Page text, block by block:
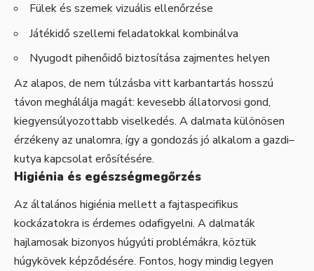
Fülek és szemek vizuális ellenőrzése
Játékidő szellemi feladatokkal kombinálva
Nyugodt pihenőidő biztosítása zajmentes helyen
Az alapos, de nem túlzásba vitt karbantartás hosszú
távon meghálálja magát: kevesebb állatorvosi gond,
kiegyensúlyozottabb viselkedés. A dalmata különösen
érzékeny az unalomra, így a gondozás jó alkalom a gazdi–
kutya kapcsolat erősítésére.
Higiénia és egészségmegőrzés
Az általános higiénia mellett a fajtaspecifikus
kockázatokra is érdemes odafigyelni. A dalmaták
hajlamosak bizonyos húgyúti problémákra, köztük
húgykövek képződésére. Fontos, hogy mindig legyen